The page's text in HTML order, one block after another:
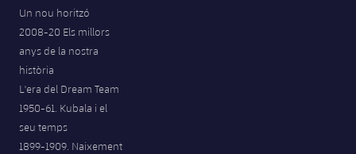
Un nou horitzó
2008-20 Els millors
anys de la nostra
història
L'era del Dream Team
1950-61. Kubala i el
seu temps
1899-1909. Naixement